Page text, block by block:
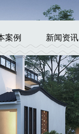
案例 新闻资讯